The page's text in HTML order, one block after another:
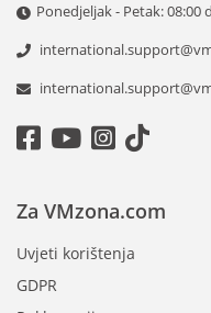
Ponedjeljak - Petak: 08:00
Za VMzona.com
Uvjeti korištenja
GDPR